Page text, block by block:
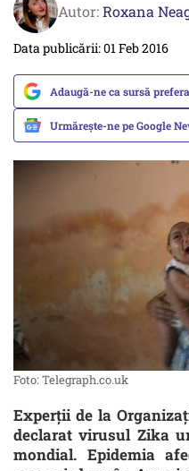
Autor:Roxana
Data publicării: 01 Feb 2016
Adaugă-ne ca sursă
Urmărește-ne pe Google
Foto: Telegraph.co.uk
Experții de la
declarat virusul Zika
mondial. Epidemia